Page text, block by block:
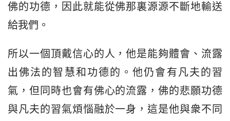
佛的功德，因此就能從佛那裏源源不斷地輸送
給我們。
所以一個頂戴信心的人，他是能夠體會、流露
出佛法的智慧和功德的。他仍會有凡夫的習
氣，但同時也會有佛心的流露，佛的悲願功德
與凡夫的習氣煩惱融於一身，這是他與衆不同